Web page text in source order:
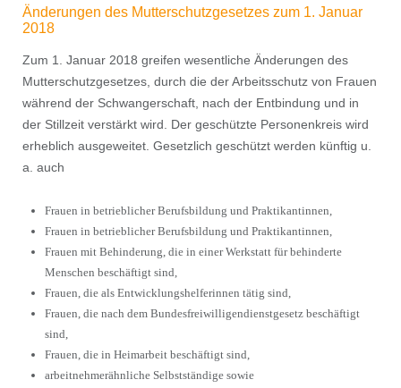
Änderungen des Mutterschutzgesetzes zum 1. Januar
2018
Zum 1. Januar 2018 greifen wesentliche Änderungen des
Mutterschutzgesetzes, durch die der Arbeitsschutz von Frauen
während der Schwangerschaft, nach der Entbindung und in
der Stillzeit verstärkt wird. Der geschützte Personenkreis wird
erheblich ausgeweitet. Gesetzlich geschützt werden künftig u.
a. auch
Frauen in betrieblicher Berufsbildung und Praktikantinnen,
Frauen in betrieblicher Berufsbildung und Praktikantinnen,
Frauen mit Behinderung, die in einer Werkstatt für behinderte
Menschen beschäftigt sind,
Frauen, die als Entwicklungshelferinnen tätig sind,
Frauen, die nach dem Bundesfreiwilligendienstgesetz beschäftigt
sind,
Frauen, die in Heimarbeit beschäftigt sind,
arbeitnehmerähnliche Selbstständige sowie